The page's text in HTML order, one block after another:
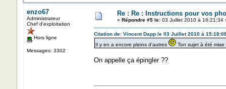
enzo67
Administrateur
Chef d'exploitation
Hors ligne
Messages: 3302
Re : Re : Instructions pour vos
« Répondre #5 le:03 Juillet 2010 à 16:21:34
Citation de: Vincent Dapp le 03 Juillet 2010 à
Il y en a encore pleins d'autres
Ton sujet à été mise
On appelle ça épingler ??